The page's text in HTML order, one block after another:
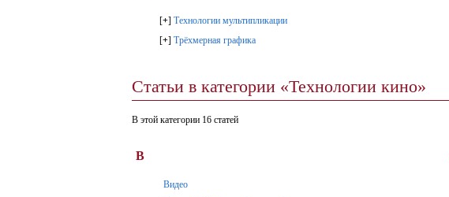
[+] Технологии мультипликации
[+] Трёхмерная графика
Статьи в категории «Технологии кино»
В этой категории 16 статей
В
Видео